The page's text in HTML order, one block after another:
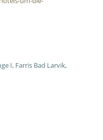
I, Farris Bad Larvik,